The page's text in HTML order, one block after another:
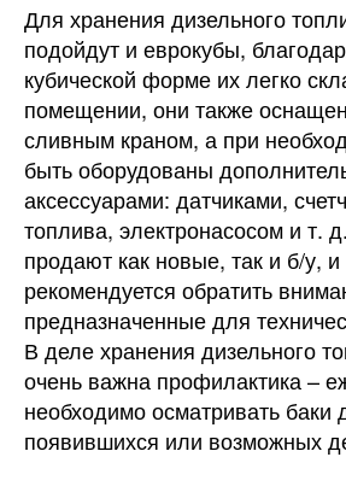
Для хранения дизельного
подойдут и еврокубы,
кубической форме их легко
помещении, они также
сливным краном, а при
быть оборудованы
аксессуарами: датчиками,
топлива, электронасосом и т.
продают как новые, так и б/у, и
рекомендуется обратить
предназначенные для
В деле хранения дизельного
очень важна профилактика –
необходимо осматривать
появившихся или возможных